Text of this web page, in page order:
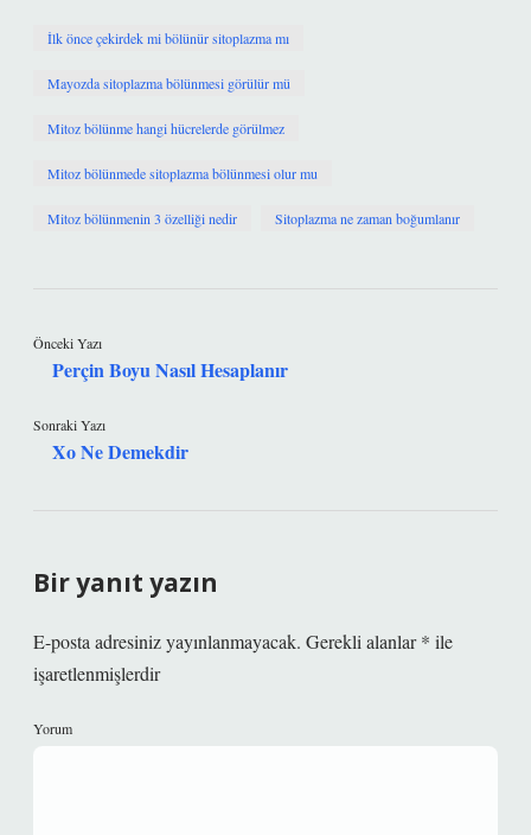
İlk önce çekirdek mi bölünür sitoplazma mı
Mayozda sitoplazma bölünmesi görülür mü
Mitoz bölünme hangi hücrelerde görülmez
Mitoz bölünmede sitoplazma bölünmesi olur mu
Mitoz bölünmenin 3 özelliği nedir Sitoplazma ne zaman boğumlanır
Önceki Yazı
Perçin Boyu Nasıl Hesaplanır
Sonraki Yazı
Xo Ne Demekdir
Bir yanıt yazın
E-posta adresiniz yayınlanmayacak. Gerekli alanlar* ile
işaretlenmişlerdir
Yorum